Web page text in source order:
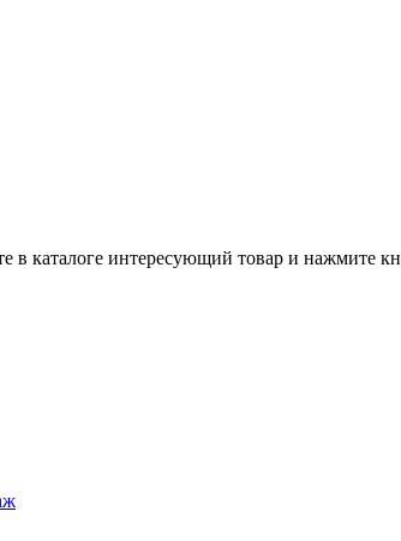
в каталоге интересующий товар и нажмите